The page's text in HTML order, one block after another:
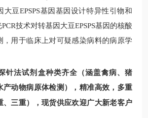
大豆EPSPS基因 基因设计特异性引物和
PCR技术对转基因大豆EPSPS基因 的核酸
，用于临床上对可疑感染病料的病原学
针法试剂盒种类齐全（涵盖禽病、猪
产动物病原体检测），精准高效，多重
三重）， 现货供应欢迎广大新老客户